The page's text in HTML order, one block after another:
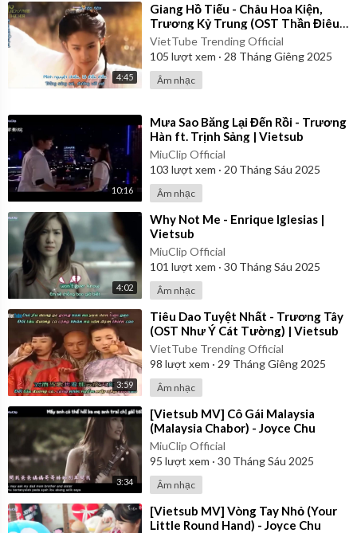
4:45
⁣Giang Hồ Tiếu - Châu Hoa Kiện,
Trương Kỷ Trung (OST Thần Điêu
Đại Hiệp 2006) | Vietsub
VietTube Trending Official
105 lượt xem · 28 Tháng Giêng 2025
Âm nhạc
10:16
⁣Mưa Sao Băng Lại Đến Rồi - Trương
Hàn ft. Trịnh Sảng | Vietsub
MiuClip Official
103 lượt xem · 20 Tháng Sáu 2025
Âm nhạc
4:02
⁣Why Not Me - Enrique Iglesias |
Vietsub
MiuClip Official
101 lượt xem · 30 Tháng Sáu 2025
Âm nhạc
3:59
⁣Tiêu Dao Tuyệt Nhất - Trương Tây
(OST Như Ý Cát Tường) | Vietsub
VietTube Trending Official
98 lượt xem · 29 Tháng Giêng 2025
Âm nhạc
3:34
⁣[Vietsub MV] Cô Gái Malaysia
(Malaysia Chabor) - Joyce Chu
MiuClip Official
95 lượt xem · 30 Tháng Sáu 2025
Âm nhạc
⁣[Vietsub MV] Vòng Tay Nhỏ (Your
Little Round Hand) - Joyce Chu